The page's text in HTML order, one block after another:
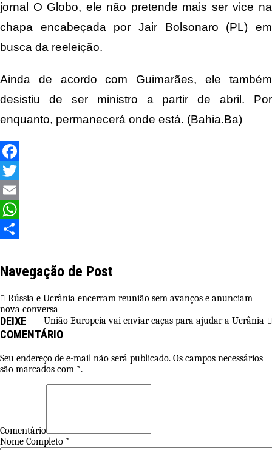
jornal O Globo, ele não pretende mais ser vice na
chapa encabeçada por Jair Bolsonaro (PL) em
busca da reeleição.
Ainda de acordo com Guimarães, ele também
desistiu de ser ministro a partir de abril. Por
enquanto, permanecerá onde está. (Bahia.Ba)
Facebook
Twitter
Email
WhatsApp
Navegação de Post
Rússia e Ucrânia encerram reunião sem avanços e anunciam
nova conversa
União Europeia vai enviar caças para ajudar a Ucrânia
DEIXE
COMENTÁRIO
Seu endereço de e-mail não será publicado. Os campos necessários
são marcados com *.
Comentário
Nome Completo *